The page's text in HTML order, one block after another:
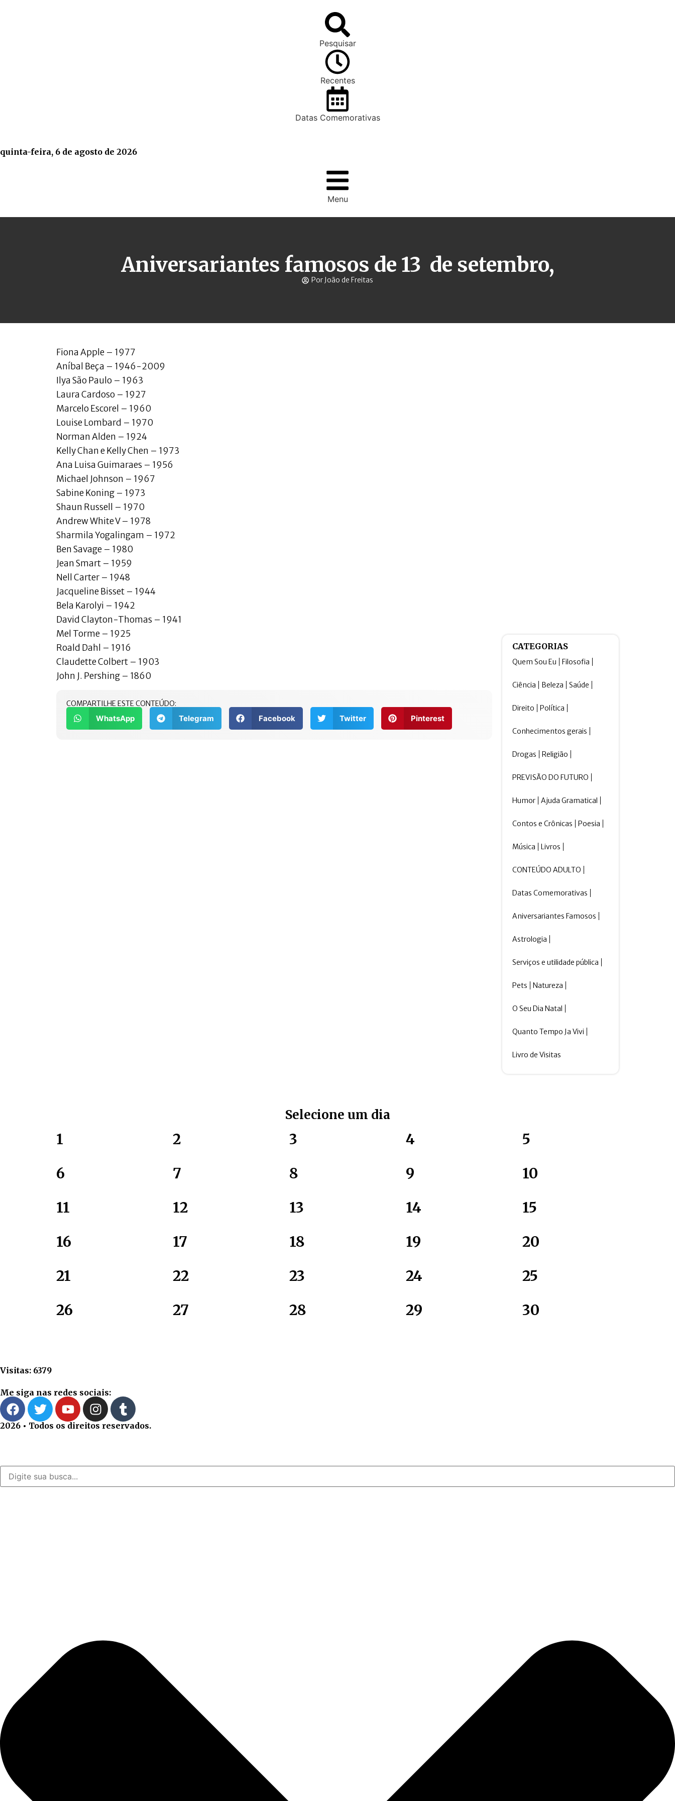
Pesquisar
Recentes
Datas Comemorativas
quinta-feira, 6 de agosto de 2026
Menu
Aniversariantes famosos de 13 de setembro,
Por João de Freitas
Fiona Apple – 1977
Aníbal Beça – 1946-2009
Ilya São Paulo – 1963
Laura Cardoso – 1927
Marcelo Escorel – 1960
Louise Lombard – 1970
Norman Alden – 1924
Kelly Chan e Kelly Chen – 1973
Ana Luisa Guimaraes – 1956
Michael Johnson – 1967
Sabine Koning – 1973
Shaun Russell – 1970
Andrew White V – 1978
Sharmila Yogalingam – 1972
Ben Savage – 1980
Jean Smart – 1959
Nell Carter – 1948
Jacqueline Bisset – 1944
Bela Karolyi – 1942
David Clayton-Thomas – 1941
Mel Torme – 1925
Roald Dahl – 1916
Claudette Colbert – 1903
John J. Pershing – 1860
COMPARTILHE ESTE CONTEÚDO:
WhatsApp Telegram Facebook Twitter Pinterest
CATEGORIAS
Quem Sou Eu Filosofia
Ciência Beleza Saúde
Direito Política
Conhecimentos gerais
Drogas Religião
PREVISÃO DO FUTURO
Humor Ajuda Gramatical
Contos e Crônicas Poesia
Música Livros
CONTEÚDO ADULTO
Datas Comemorativas
Aniversariantes Famosos
Astrologia
Serviços e utilidade pública
Pets Natureza
O Seu Dia Natal
Quanto Tempo Ja Vivi
Livro de Visitas
Selecione um dia
1 2 3 4
5
6
7 8 9
10
11
12 13 14
15
16
17 18 19
20
21
22 23 24
25
26
27 28 29 30
Visitas: 6379
Me siga nas redes sociais:
2026 • Todos os direitos reservados.